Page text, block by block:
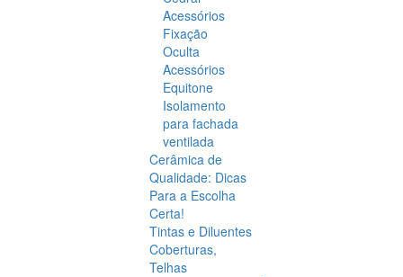
Acessórios
Fixação
Oculta
Acessórios
Equitone
Isolamento
para fachada
ventilada
Cerâmica de
Qualidade: Dicas
Para a Escolha
Certa!
Tintas e Diluentes
Coberturas,
Telhas